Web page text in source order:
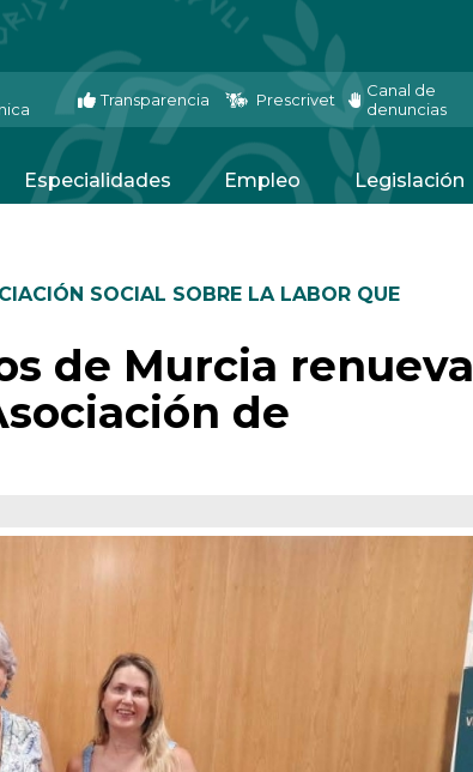
Transparencia Prescrivet
Canal de
denuncias
Especialidades Empleo Legislación
SOCIAL SOBRE LA LABOR QUE
de Murcia renueva
de